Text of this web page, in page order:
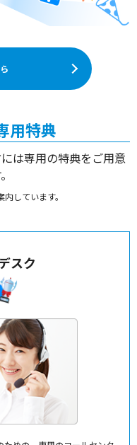
用特典
は専用の特典をご用意
しています。
スク